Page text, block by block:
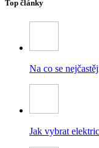
Top články
Na co se
Jak vybrat